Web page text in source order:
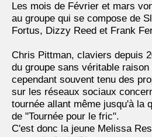
Les mois de Février et mars
au groupe qui se compose de
Fortus, Dizzy Reed et Frank
Chris Pittman, claviers depuis
du groupe sans véritable
cependant souvent tenu des
sur les réseaux sociaux
tournée allant même jusqu'à la
de "Tournée pour le fric".
C'est donc la jeune Melissa